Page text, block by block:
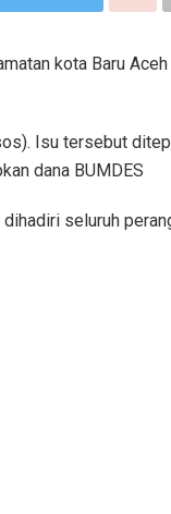
kota Baru Aceh
Isu tersebut
dana BUMDES
seluruh